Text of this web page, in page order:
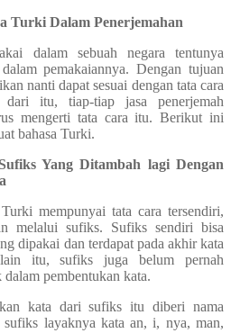
Turki Dalam Penerjemahan
dalam sebuah negara tentunya
pemakaiannya. Dengan tujuan
nanti dapat sesuai dengan tata cara
itu, tiap-tiap jasa penerjemah
mengerti tata cara itu. Berikut ini
bahasa Turki.
Yang Ditambah lagi Dengan
mempunyai tata cara tersendiri,
melalui sufiks. Sufiks sendiri bisa
dipakai dan terdapat pada akhir kata
itu, sufiks juga belum pernah
pembentukan kata.
kata dari sufiks itu diberi nama
layaknya kata an, i, nya, man,